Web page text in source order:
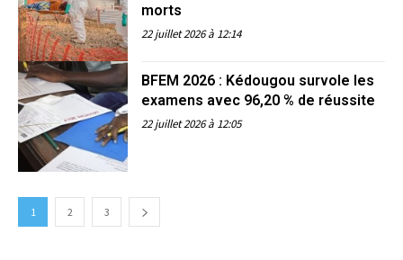
morts
22 juillet 2026 à 12:14
BFEM 2026 : Kédougou survole les
examens avec 96,20 % de réussite
22 juillet 2026 à 12:05
1 2 3